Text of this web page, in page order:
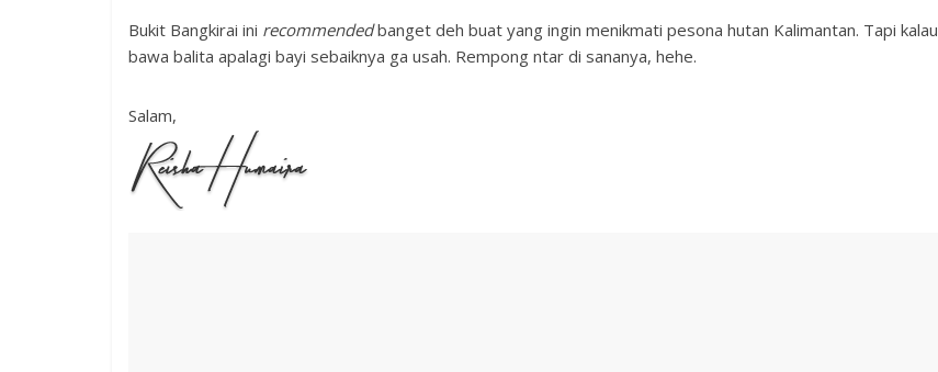
Bukit Bangkirai ini recommendedbanget deh buat yang ingin menikmati pesona hutan Kalimantan. Tapi kalau
bawa balita apalagi bayi sebaiknya ga usah. Rempong ntar di sananya, hehe.
Salam,